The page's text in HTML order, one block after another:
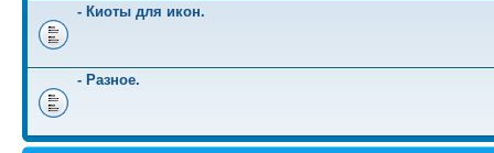
- Киоты для икон.
- Разное.